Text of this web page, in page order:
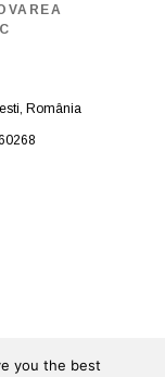
România
you the best